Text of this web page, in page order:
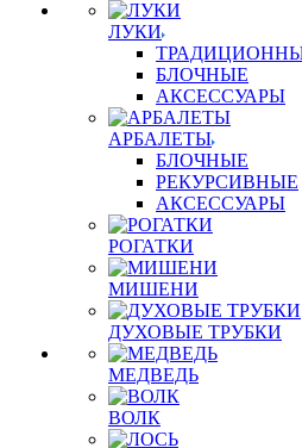
ЛУКИ
БЛОЧНЫЕ
АКСЕССУАРЫ
АРБАЛЕТЫ
БЛОЧНЫЕ
РЕКУРСИВНЫЕ
АКСЕССУАРЫ
РОГАТКИ
МИШЕНИ
ДУХОВЫЕ ТРУБКИ
МЕДВЕДЬ
ВОЛК